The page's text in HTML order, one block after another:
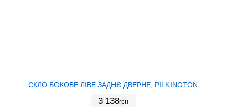
СКЛО БОКОВЕ ЛІВЕ ЗАДНЄ ДВЕРНЕ, PILKINGTON
3 138грн